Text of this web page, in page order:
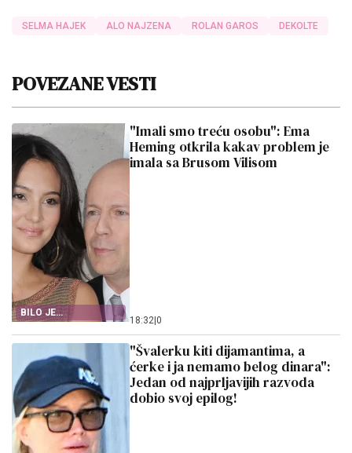
SELMA HAJEK ALO NAJZENA ROLAN GAROS DEKOLTE
POVEZANE VESTI
BILO JE
KOMPLIKOVANO NA
POČETKU
"Imali smo treću osobu": Ema
Heming otkrila kakav problem je
imala sa Brusom Vilisom
18:32|0
"Švalerku kiti dijamantima, a
ćerke i ja nemamo belog dinara":
Jedan od najprljavijih razvoda
dobio svoj epilog!